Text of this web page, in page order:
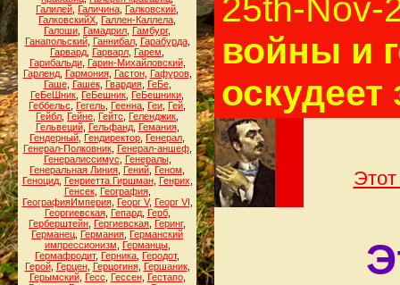
Галилей Галичина Галковский
ГалковскийХ Галлен-Каллела
Галоши Гамадрил Гамбург,
Ганапольский, Ганнибал, Гарабурда,
Гарвард Гарварл Гарем
Гарибальди, Гарин-Михайловский,
Гарленд, Гармония, Гастон, Гафуров,
Гаше, Гашек, Гвардия, ГеБе,
ГеБеШник ГеБешник ГеБешники
Геббельс
Гегель Геенна Геи Гей
Гейбл Гейне Гейтс Геленджик
Гельвеций, Гельфанд, Гемания,
Гендерный Гендиректор Генерал
Генерал-Полковник, Генерал-аншеф,
Генералиссимус
Генералы,
Генеральная Линия Гений Геном
Геноцид, Генриетта Гиршман, Генрих
Генсек, География,
ГеографияИмперия, Георг V, Георг VI
Георгиевская, Гепард, Герб,
Герберштейн Гергиевская Геринг,
Германец Германия Германский
импрессионизм
Германцы,
Гермафродит, Герника Геродот,
Герой, Герцен, Герцогиня, Гершаник,
Герымский, Гесс Гессен, Гестапо,
25th-Nov-
войны и